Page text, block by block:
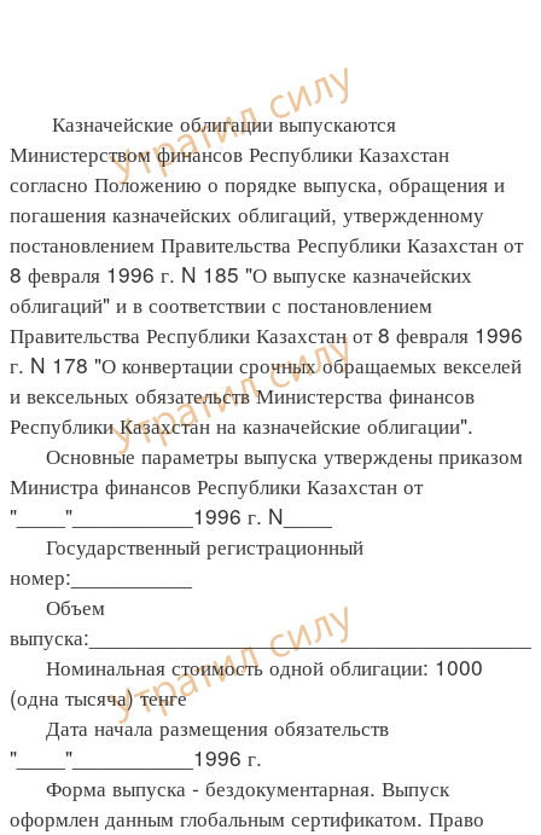
Казначейские облигации выпускаются
Министерством финансов Республики Казахстан
согласно Положению о порядке выпуска, обращения и
погашения казначейских облигаций, утвержденному
постановлением Правительства Республики Казахстан от
8 февраля 1996 г. N 185 "О выпуске казначейских
облигаций" и в соответствии с постановлением
Правительства Республики Казахстан от 8 февраля 1996
г. N 178 "О конвертации срочных обращаемых векселей
и вексельных обязательств Министерства финансов
Республики Казахстан на казначейские облигации".
Основные параметры выпуска утверждены приказом
Министра финансов Республики Казахстан от
"____"__________1996 г. N____
Государственный регистрационный
номер:__________
Объем
Номинальная стоимость одной облигации: 1000
(одна тысяча) тенге
Дата начала размещения обязательств
"____"__________1996 г.
Форма выпуска - бездокументарная. Выпуск
оформлен данным глобальным сертификатом. Право